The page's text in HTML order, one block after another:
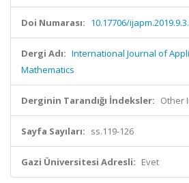
Doi Numarası: 10.17706/
Dergi Adı: International Journal of
Mathematics
Derginin Tarandığı İndeksler: Other
Sayfa Sayıları: ss.119-126
Gazi Üniversitesi Adresli: Evet